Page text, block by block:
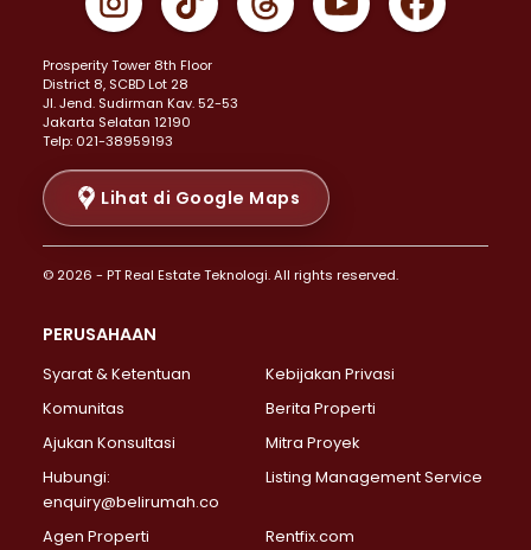
Properti Dijual di Johar Baru >
Properti Dijual di Menteng >
Properti Dijual di Senen >
Properti Dijual di Tanah Abang >
Properti Dijual di Cikini >
Properti Dijual di Kramat >
Properti Dijual di Pasar Baru >
Properti Dijual di Bendungan Hilir >
Properti Dijual di Jakarta Selatan >
Properti Dijual di Lebak Bulus >
Properti Dijual di Gandaria Selatan >
Properti Dijual di Pondok Labu >
Properti Dijual di Lenteng Agung >
Properti Dijual di Senayan >
Properti Dijual di Pondok Pinang >
Prosperity Tower 8th Floor
District 8, SCBD Lot 28
JI. Jend. Sudirman Kav. 52-53
Jakarta Selatan 12190
Telp: 021-38959193
Lihat di Google Maps
© 2026 - PT Real Estate Teknologi. All rights reserved.
PERUSAHAAN
Syarat & Ketentuan
Kebijakan Privasi
Komunitas
Berita Properti
Ajukan Konsultasi
Mitra Proyek
Hubungi:
enquiry@belirumah.co
Listing Management Service
Agen Properti Rentfix.com